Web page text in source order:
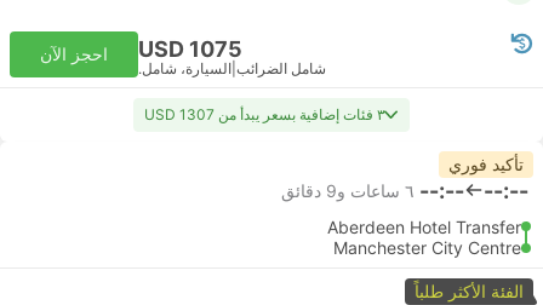
USD 1075
شامل الضرائب السيارة، شامل.
احجز الآن
٣ فئات إضافية بسعر يبدأ من USD 1307
تأكيد فوري
--:--
--:-- ٦ ساعات و‫9 دقائق
Aberdeen Hotel Transfer
Manchester City Centre
الفئة الأكثر طلباً